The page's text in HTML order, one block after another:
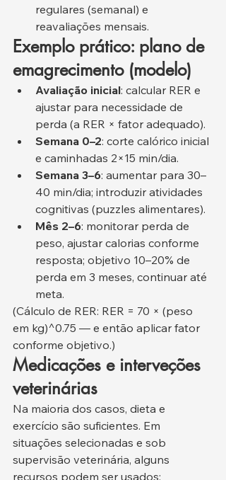
regulares (semanal) e
reavaliações mensais.
Exemplo prático: plano de
emagrecimento (modelo)
Avaliação inicial: calcular RER e
ajustar para necessidade de
perda (a RER × fator adequado).
Semana 0–2: corte calórico inicial
e caminhadas 2×15 min/dia.
Semana 3–6: aumentar para 30–
40 min/dia; introduzir atividades
cognitivas (puzzles alimentares).
Mês 2–6: monitorar perda de
peso, ajustar calorias conforme
resposta; objetivo 10–20% de
perda em 3 meses, continuar até
meta.
(Cálculo de RER: RER = 70 × (peso
em kg)^0.75 — e então aplicar fator
conforme objetivo.)
Medicações e interveções
veterinárias
Na maioria dos casos, dieta e
exercício são suficientes. Em
situações selecionadas e sob
supervisão veterinária, alguns
recursos podem ser usados: